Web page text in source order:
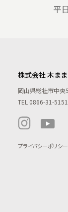
平
株式会社 木まま
岡山県総社市中
TEL 0866-31-5151
プライバシーポリシー